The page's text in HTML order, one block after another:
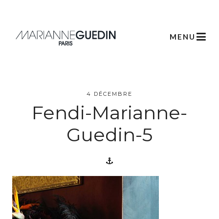
MENU
L’atelier
Créations
Scénographie
Végétale
4 DÉCEMBRE
Fendi-Marianne-
Guedin-5